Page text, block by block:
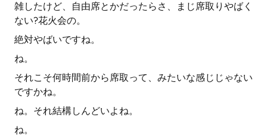
雑したけど、自由席とかだったらさ、まじ席取りやばく
ない?花火会の。
絶対やばいですね。
ね。
それこそ何時間前から席取って、みたいな感じじゃない
ですかね。
ね。それ結構しんどいよね。
ね。